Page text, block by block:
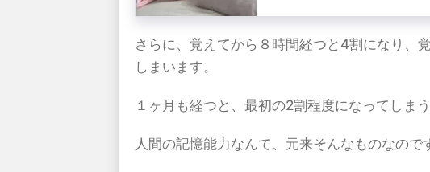
さらに、覚えてから８時間経つと4割になり、
しまいます。
１ヶ月も経つと、最初の2割程度になってしまう
人間の記憶能力なんて、元来そんなものなので